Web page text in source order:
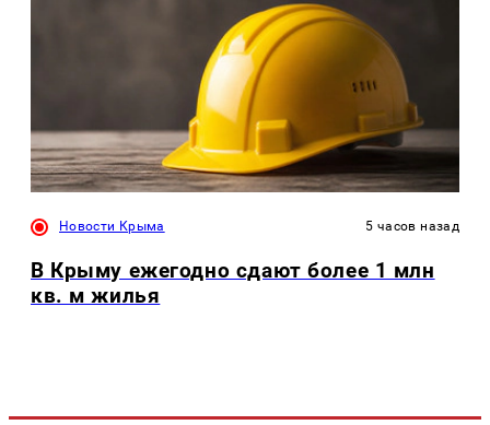
Новости Крыма 5 часов назад
В Крыму ежегодно сдают более 1 млн
кв. м жилья